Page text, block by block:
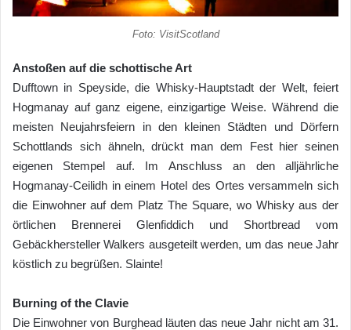
Foto: VisitScotland
Anstoßen auf die schottische Art
Dufftown in Speyside, die Whisky-Hauptstadt der Welt, feiert
Hogmanay auf ganz eigene, einzigartige Weise. Während die
meisten Neujahrsfeiern in den kleinen Städten und Dörfern
Schottlands sich ähneln, drückt man dem Fest hier seinen
eigenen Stempel auf. Im Anschluss an den alljährliche
Hogmanay-Ceilidh in einem Hotel des Ortes versammeln sich
die Einwohner auf dem Platz The Square, wo Whisky aus der
örtlichen Brennerei Glenfiddich und Shortbread vom
Gebäckhersteller Walkers ausgeteilt werden, um das neue Jahr
köstlich zu begrüßen. Slainte!
Burning of the Clavie
Die Einwohner von Burghead läuten das neue Jahr nicht am 31.